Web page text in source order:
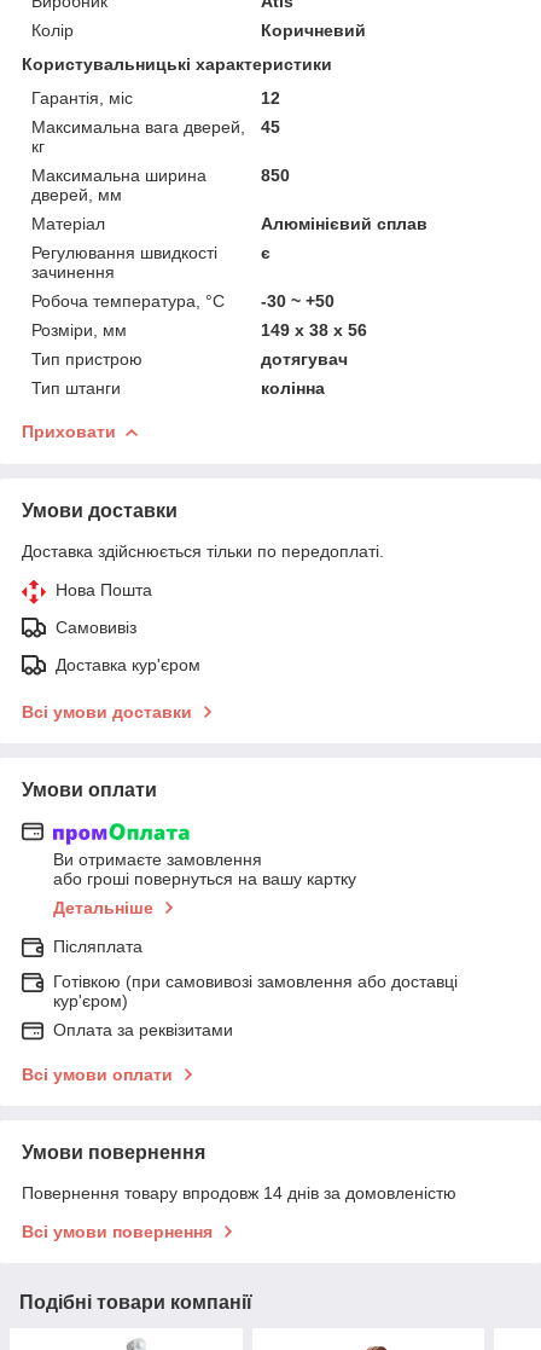
Колір
Коричневий
Користувальницькі характеристики
Гарантія, міс
12
Максимальна вага дверей,
кг
45
Максимальна ширина
дверей, мм
850
Матеріал
Алюмінієвий сплав
Регулювання швидкості
зачинення
є
Робоча температура, °C
-30 ~ +50
Розміри, мм
149 х 38 х 56
Тип пристрою
дотягувач
Тип штанги
колінна
Приховати
Умови доставки
Доставка здійснюється тільки по передоплаті.
Нова Пошта
Самовивіз
Доставка кур'єром
Всі умови доставки
Умови оплати
Ви отримаєте замовлення
або гроші повернуться на вашу картку
Детальніше
Післяплата
Готівкою (при самовивозі замовлення або доставці
кур'єром)
Оплата за реквізитами
Всі умови оплати
Умови повернення
Повернення товару впродовж 14 днів за домовленістю
Всі умови повернення
Подібні товари компанії